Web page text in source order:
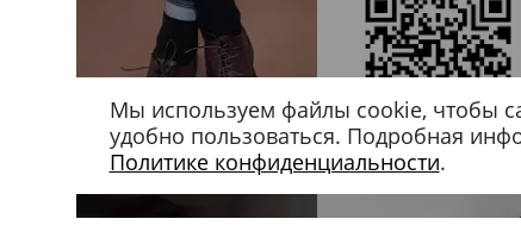
Мы используем файлы cookie, чтобы
удобно пользоваться. Подробная
Политике конфиденциальности.